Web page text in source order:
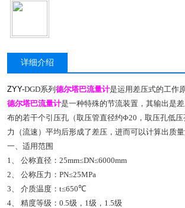
详细介绍
ZYY-DGD系列 德尔塔巴流量计是运用差压式的工作
德尔塔巴流量计是一种特殊的节流装置，其输出是
布的若干个引压孔（取压管直径约Φ20 ，取压孔低
力（流速）平均后形成了差压，进而可以计算出质量
一、适用范围
1、 公称直径： 25mm≤DN≤6000mm
2、 公称压力： PN≤25MPa
3、 介质温度： t≤650℃
4、 精度等级： 0.5级， 1级， 1.5级